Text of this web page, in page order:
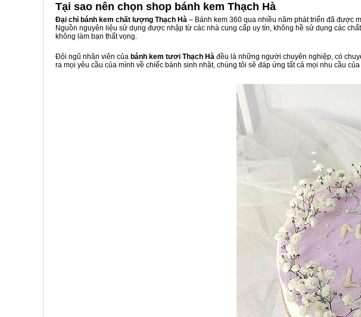
Tại sao nên chọn shop bánh kem Thạch Hà
Đại chỉ bánh kem chất lượng Thạch Hà – Bánh kem 360 qua nhiều năm phát triển đã được
Nguồn nguyên liệu sử dụng được nhập từ các nhà cung cấp uy tín, không hề sử dụng các
không làm bạn thất vọng.
Đội ngũ nhân viên của bánh kem tươi Thạch Hà đều là những người chuyên nghiệp, có
ra mọi yêu cầu của mình về chiếc bánh sinh nhật, chúng tôi sẽ đáp ứng tất cả mọi nhu cầu